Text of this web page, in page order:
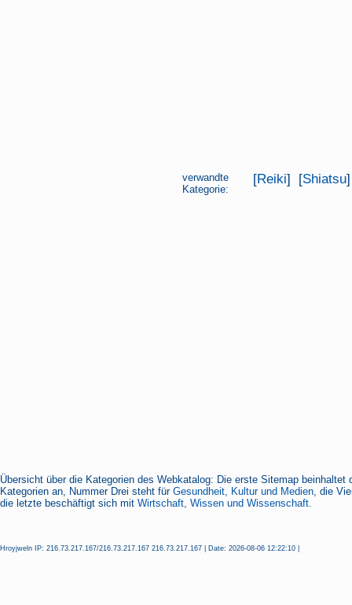
verwandte
Kategorie:
[Reiki] [Shiatsu
Übersicht über die Kategorien des Webkatalog: Die erste Sitemap beinhaltet
Kategorien an, Nummer Drei steht für Gesundheit, Kultur und Medien, die
die letzte beschäftigt sich mit Wirtschaft, Wissen und Wissenschaft.
Hroyjweln IP: 216.73.217.167/216.73.217.167 216.73.217.167 | Date: 2026-08-06 12:22:10 |